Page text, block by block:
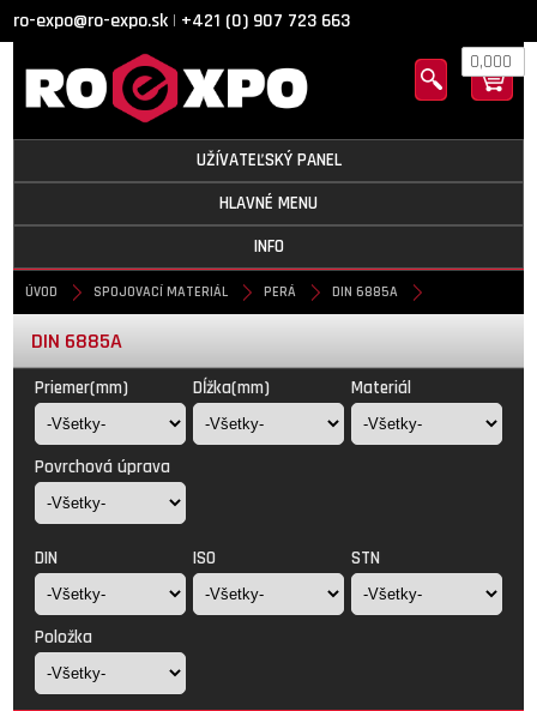
ro-expo@ro-expo.sk | +421 (0) 907 723 663
0,000
UŽÍVATEĽSKÝ PANEL
HLAVNÉ MENU
INFO
ÚVOD SPOJOVACÍ MATERIÁL PERÁ DIN 6885A
DIN 6885A
Priemer(mm) Dĺžka(mm) Materiál
Povrchová úprava
DIN ISO STN
Položka